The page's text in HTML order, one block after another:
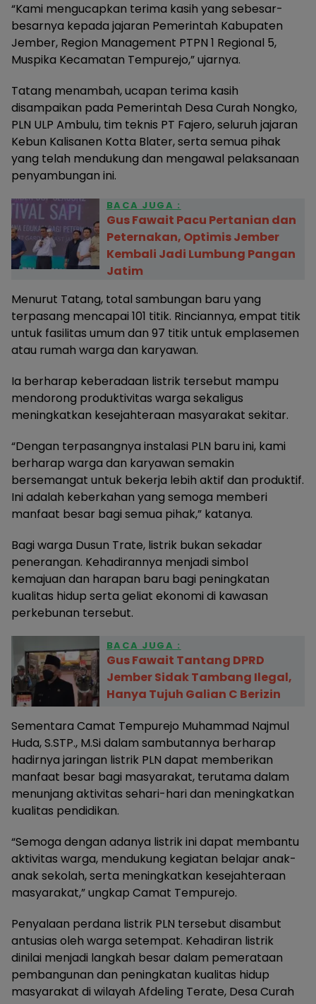
“Kami mengucapkan terima kasih yang sebesar-
besarnya kepada jajaran Pemerintah Kabupaten
Jember, Region Management PTPN 1 Regional 5,
Muspika Kecamatan Tempurejo,” ujarnya.
Tatang menambah, ucapan terima kasih
disampaikan pada Pemerintah Desa Curah Nongko,
PLN ULP Ambulu, tim teknis PT Fajero, seluruh jajaran
Kebun Kalisanen Kotta Blater, serta semua pihak
yang telah mendukung dan mengawal pelaksanaan
penyambungan ini.
BACA JUGA :
Gus Fawait Pacu Pertanian dan
Peternakan, Optimis Jember
Kembali Jadi Lumbung Pangan
Jatim
Menurut Tatang, total sambungan baru yang
terpasang mencapai 101 titik. Rinciannya, empat titik
untuk fasilitas umum dan 97 titik untuk emplasemen
atau rumah warga dan karyawan.
Ia berharap keberadaan listrik tersebut mampu
mendorong produktivitas warga sekaligus
meningkatkan kesejahteraan masyarakat sekitar.
“Dengan terpasangnya instalasi PLN baru ini, kami
berharap warga dan karyawan semakin
bersemangat untuk bekerja lebih aktif dan produktif.
Ini adalah keberkahan yang semoga memberi
manfaat besar bagi semua pihak,” katanya.
Bagi warga Dusun Trate, listrik bukan sekadar
penerangan. Kehadirannya menjadi simbol
kemajuan dan harapan baru bagi peningkatan
kualitas hidup serta geliat ekonomi di kawasan
perkebunan tersebut.
BACA JUGA :
Gus Fawait Tantang DPRD
Jember Sidak Tambang Ilegal,
Hanya Tujuh Galian C Berizin
Sementara Camat Tempurejo Muhammad Najmul
Huda, S.STP., M.Si dalam sambutannya berharap
hadirnya jaringan listrik PLN dapat memberikan
manfaat besar bagi masyarakat, terutama dalam
menunjang aktivitas sehari-hari dan meningkatkan
kualitas pendidikan.
“Semoga dengan adanya listrik ini dapat membantu
aktivitas warga, mendukung kegiatan belajar anak-
anak sekolah, serta meningkatkan kesejahteraan
masyarakat,” ungkap Camat Tempurejo.
Penyalaan perdana listrik PLN tersebut disambut
antusias oleh warga setempat. Kehadiran listrik
dinilai menjadi langkah besar dalam pemerataan
pembangunan dan peningkatan kualitas hidup
masyarakat di wilayah Afdeling Terate, Desa Curah